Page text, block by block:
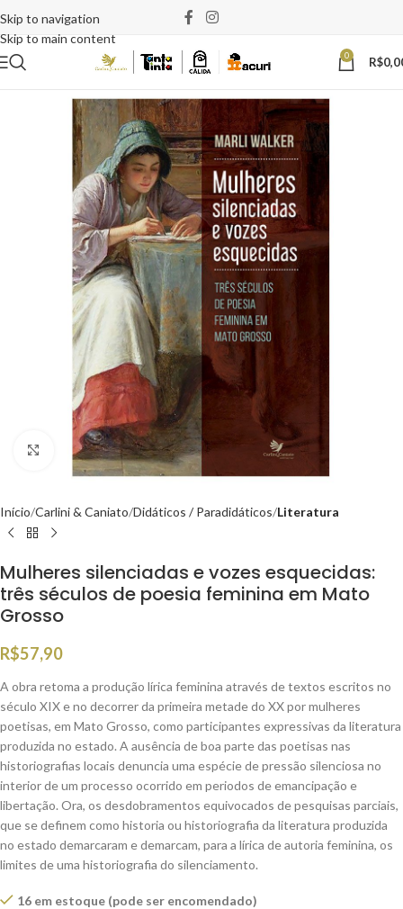
Skip to navigation
Skip to main content
0 R$
Clique para ampliar
Início Carlini & Caniato Didáticos / Paradidáticos Literatura
Mulheres silenciadas e vozes esquecidas:
três séculos de poesia feminina em Mato
Grosso
R$57,90
A obra retoma a produção lírica feminina através de textos escritos no
século XIX e no decorrer da primeira metade do XX por mulheres
poetisas, em Mato Grosso, como participantes expressivas da literatura
produzida no estado. A ausência de boa parte das poetisas nas
historiografias locais denuncia uma espécie de pressão silenciosa no
interior de um processo ocorrido em periodos de emancipação e
libertação. Ora, os desdobramentos equivocados de pesquisas parciais,
que se definem como historia ou historiografia da literatura produzida
no estado demarcaram e demarcam, para a lírica de autoria feminina, os
limites de uma historiografia do silenciamento.
16 em estoque (pode ser encomendado)